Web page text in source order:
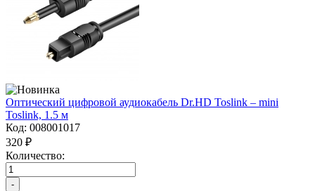
Оптический цифровой аудиокабель Dr.HD Toslink – mini
Toslink, 1.5 м
Код: 008001017
320 ₽
Количество:
-